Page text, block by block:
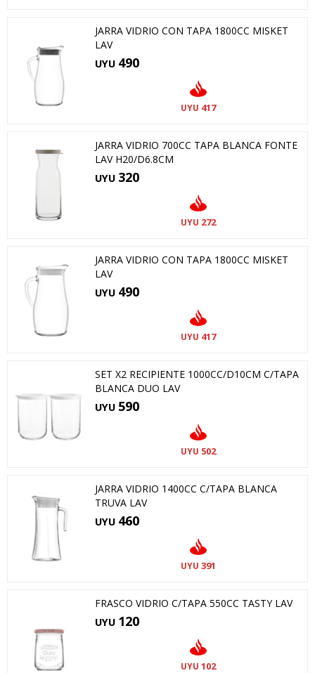
JARRA VIDRIO CON TAPA 1800CC MISKET
LAV
UYU 490
UYU 417
JARRA VIDRIO 700CC TAPA BLANCA FONTE
LAV H20/D6.8CM
UYU 320
UYU 272
JARRA VIDRIO CON TAPA 1800CC MISKET
LAV
UYU 490
UYU 417
SET X2 RECIPIENTE 1000CC/D10CM C/TAPA
BLANCA DUO LAV
UYU 590
UYU 502
JARRA VIDRIO 1400CC C/TAPA BLANCA
TRUVA LAV
UYU 460
UYU 391
FRASCO VIDRIO C/TAPA 550CC TASTY LAV
UYU 120
UYU 102